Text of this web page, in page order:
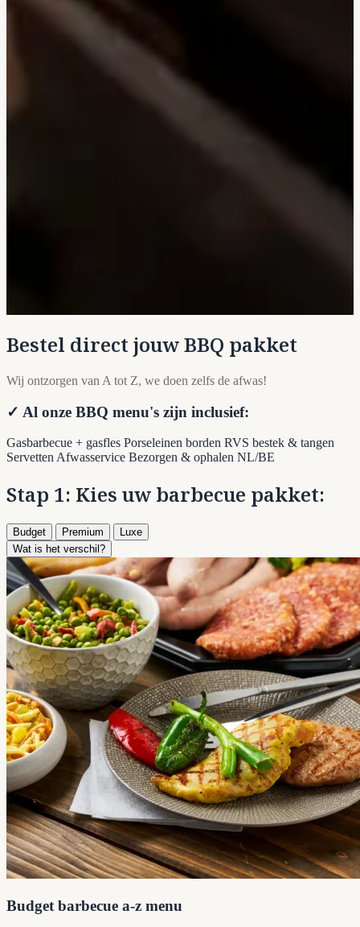
Bestel direct jouw BBQ pakket
Wij ontzorgen van A tot Z, we doen zelfs de afwas!
✓ Al onze BBQ menu's zijn inclusief:
Gasbarbecue + gasfles Porseleinen borden RVS bestek & tangen
ServettenAfwasservice Bezorgen & ophalen NL/BE
Stap 1: Kies uw barbecue pakket:
Budget Premium
Luxe
Wat is het verschil?
Budget barbecue a-z menu